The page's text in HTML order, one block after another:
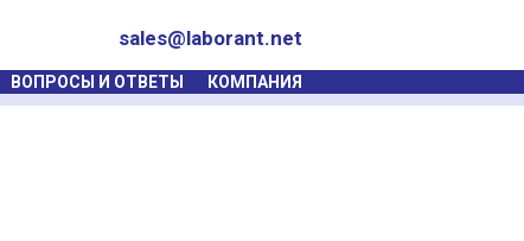
sales@laborant.net
ВОПРОСЫ И ОТВЕТЫ КОМПАНИЯ